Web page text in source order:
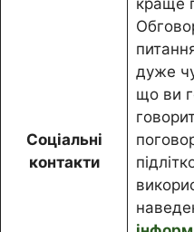
Соціальні
контакти
краще
дуже
що ви